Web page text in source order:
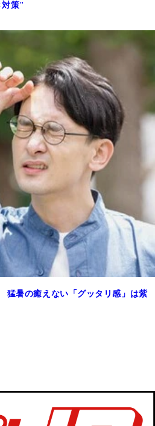
対策"
暑の癒えない「グッタリ感」は紫